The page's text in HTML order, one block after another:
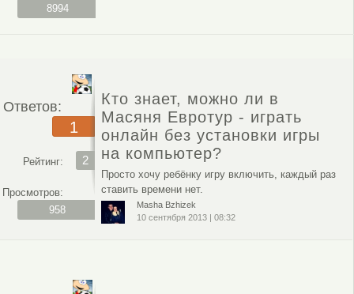
8994
Ответов:
1
Рейтинг: 2
Просмотров:
958
Кто знает, можно ли в
Масяня Евротур - играть
онлайн без установки игры
на компьютер?
Просто хочу ребёнку игру включить, каждый раз
ставить времени нет.
Masha Bzhizek
10 сентября 2013 |08:32